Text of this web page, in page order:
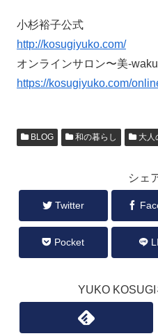
小杉裕子公式
http://kosugiyuko.com/
オンラインサロン〜美-
https://kosugiyuko.com/
BLOG 和の暮らし 大人
シェ
Twitter
Pocket
YUKO